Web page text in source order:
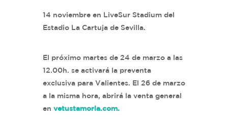
14 noviembre en LiveSur Stadium del
Estadio La Cartuja de Sevilla.
El próximo martes de 24 de marzo a las
12.00h. se activará la preventa
exclusiva para Valientes. El 26 de marzo
a la misma hora, abrirá la venta general
en vetustamorla.com.